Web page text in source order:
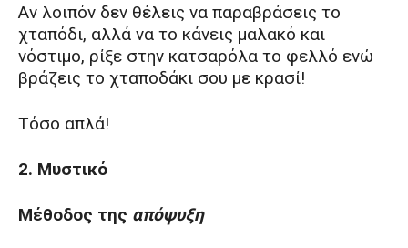
Αν λοιπόν δεν θέλεις να παραβράσεις το
χταπόδι, αλλά να το κάνεις μαλακό και
νόστιμο, ρίξε στην κατσαρόλα το φελλό ενώ
βράζεις το χταποδάκι σου με κρασί!
Τόσο απλά!
2. Μυστικό
Μέθοδος της απόψυξη